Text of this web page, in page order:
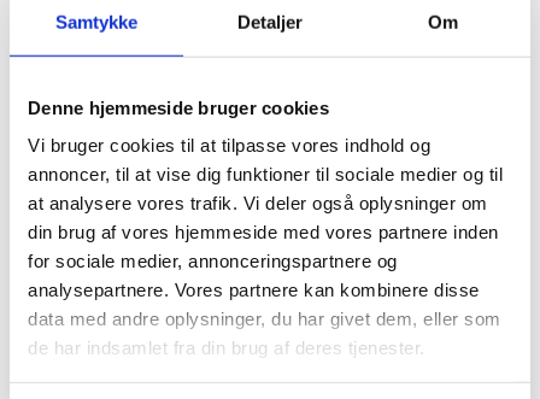
Samtykke Detaljer Om
Denne hjemmeside bruger cookies
Vi bruger cookies til at tilpasse vores indhold og
annoncer, til at vise dig funktioner til sociale medier og til
at analysere vores trafik. Vi deler også oplysninger om
din brug af vores hjemmeside med vores partnere inden
for sociale medier, annonceringspartnere og
analysepartnere. Vores partnere kan kombinere disse
data med andre oplysninger, du har givet dem, eller som
de har indsamlet fra din brug af deres tjenester.
DIY lav-selv sy-, strikke-, hækle-kit
TILBUD sytilbehør
Denim
SALE
Udsalg Konges Sløjd
SALE toys
SALE Liberty bed linen
SALE breastfeeding, nursery
JULY special offers and opening hours
SALE Accessories